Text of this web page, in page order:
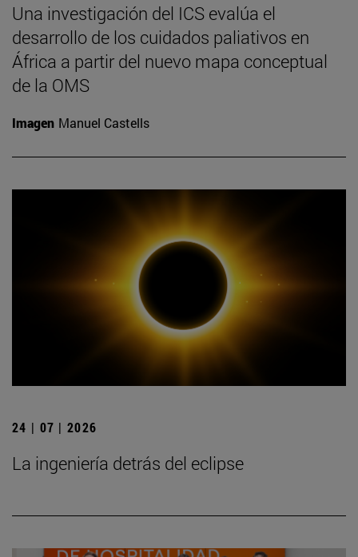
Una investigación del ICS evalúa el
desarrollo de los cuidados paliativos en
África a partir del nuevo mapa conceptual
de la OMS
Imagen Manuel Castells
24 | 07 | 2026
La ingeniería detrás del eclipse